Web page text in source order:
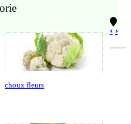
choux fleurs
‹ ›